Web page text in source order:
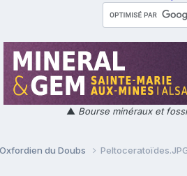
▲ Bourse minéraux et
du Doubs